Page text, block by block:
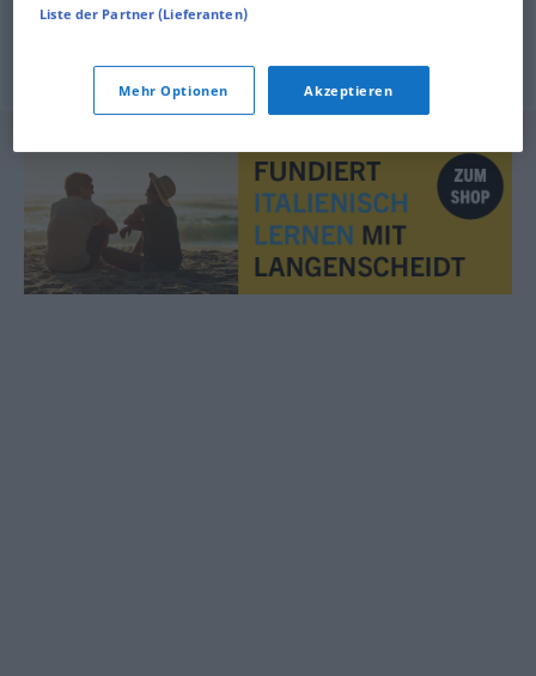
Teuerungsrate,Preissteigerungsrate
© OpenThesaurus.de
Liste der Partner (Lieferanten)
Mehr Optionen Akzeptieren